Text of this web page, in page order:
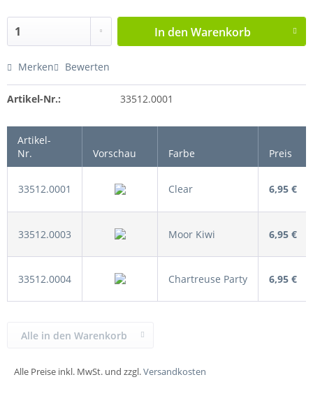
In den Warenkorb
Merken Bewerten
Artikel-Nr.: 33512.0001
Artikel-
Nr.
Vorschau Farbe Preis
33512.0001 Clear 6,95 €
33512.0003 Moor Kiwi 6,95 €
33512.0004 Chartreuse Party 6,95 €
Alle Preise inkl. MwSt. und zzgl.Versandkosten
Alle in den Warenkorb